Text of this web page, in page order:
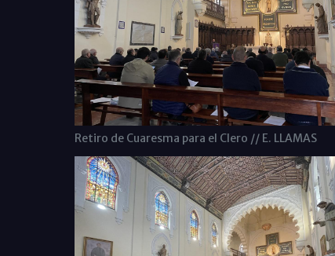
Retiro de Cuaresma para el Clero // E. LLAMAS